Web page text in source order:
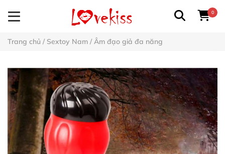
0
Trang chủ / Sextoy Nam / Âm đạo giả đa năng